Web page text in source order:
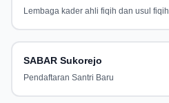
Lembaga kader ahli fiqih dan usul fiqih
SABAR Sukorejo
Pendaftaran Santri Baru